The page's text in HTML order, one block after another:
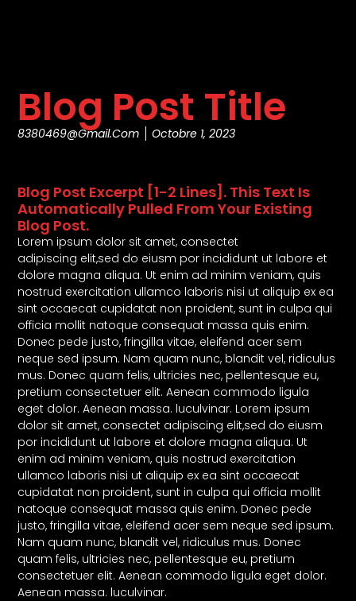
Blog Post Title
8380469@gmail.com Octobre 1, 2023
Blog Post Excerpt [1-2 Lines]. This Text Is
Automatically Pulled From Your Existing
Blog Post.
Lorem ipsum dolor sit amet, consectet
adipiscing elit,sed do eiusm por incididunt ut labore et
dolore magna aliqua. Ut enim ad minim veniam, quis
nostrud exercitation ullamco laboris nisi ut aliquip ex ea
sint occaecat cupidatat non proident, sunt in culpa qui
officia mollit natoque consequat massa quis enim.
Donec pede justo, fringilla vitae, eleifend acer sem
neque sed ipsum. Nam quam nunc, blandit vel, ridiculus
mus. Donec quam felis, ultricies nec, pellentesque eu,
pretium consectetuer elit. Aenean commodo ligula
eget dolor. Aenean massa. luculvinar. Lorem ipsum
dolor sit amet, consectet adipiscing elit,sed do eiusm
por incididunt ut labore et dolore magna aliqua. Ut
enim ad minim veniam, quis nostrud exercitation
ullamco laboris nisi ut aliquip ex ea sint occaecat
cupidatat non proident, sunt in culpa qui officia mollit
natoque consequat massa quis enim. Donec pede
justo, fringilla vitae, eleifend acer sem neque sed ipsum.
Nam quam nunc, blandit vel, ridiculus mus. Donec
quam felis, ultricies nec, pellentesque eu, pretium
consectetuer elit. Aenean commodo ligula eget dolor.
Aenean massa. luculvinar.